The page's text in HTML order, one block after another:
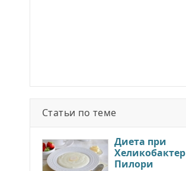
Статьи по теме
Диета при
Хеликобактер
Пилори